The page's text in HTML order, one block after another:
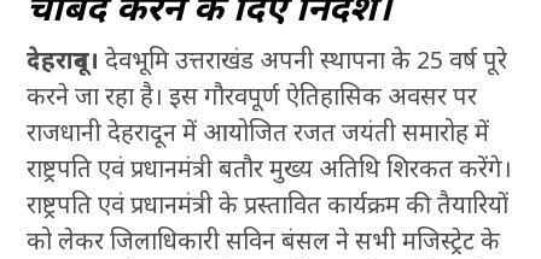
देहरादून। देवभूमि उत्तराखंड अपनी स्थापना के 25 वर्ष पूरे
करने जा रहा है। इस गौरवपूर्ण ऐतिहासिक अवसर पर
राजधानी देहरादून में आयोजित रजत जयंती समारोह में
राष्ट्रपति एवं प्रधानमंत्री बतौर मुख्य अतिथि शिरकत करेंगे।
राष्ट्रपति एवं प्रधानमंत्री के प्रस्तावित कार्यक्रम की तैयारियों
को लेकर जिलाधिकारी सविन बंसल ने सभी मजिस्ट्रेट के